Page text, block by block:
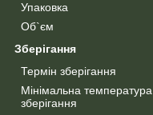
Упаковка
Об`єм
Зберігання
Термін зберігання
Мінімальна температура
зберігання